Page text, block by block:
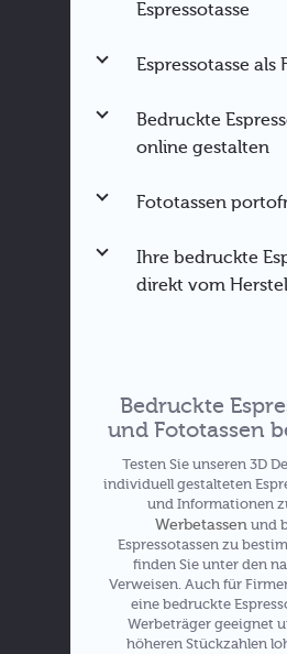
Hier direkt
Espressotasse
Tassen für
Tassen
Fototasse als
Espressotasse als
Bedruckte
online gestalten
Hier zu den
Fototassen
Ihre bedruckte
direkt vom
Preise für
Bedruckte
und Fototassen
Testen Sie unseren 3D
individuell gestalteten
und Informationen
Werbetassen und
Espressotassen zu
finden Sie unter den
Verweisen. Auch für
eine bedruckte
Werbeträger geeignet
höheren Stückzahlen